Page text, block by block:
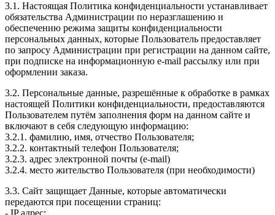
3.1. Настоящая Политика конфиденциальности устанавливает
обязательства Администрации по неразглашению и
обеспечению режима защиты конфиденциальности
персональных данных, которые Пользователь предоставляет
по запросу Администрации при регистрации на данном сайте,
при подписке на информационную e-mail рассылку или при
оформлении заказа.
3.2. Персональные данные, разрешённые к обработке в рамках
настоящей Политики конфиденциальности, предоставляются
Пользователем путём заполнения форм на данном сайте и
включают в себя следующую информацию:
3.2.1. фамилию, имя, отчество Пользователя;
3.2.2. контактный телефон Пользователя;
3.2.3. адрес электронной почты (e-mail)
3.2.4. место жительство Пользователя (при необходимости)
3.3. Сайт защищает Данные, которые автоматически
передаются при посещении страниц: